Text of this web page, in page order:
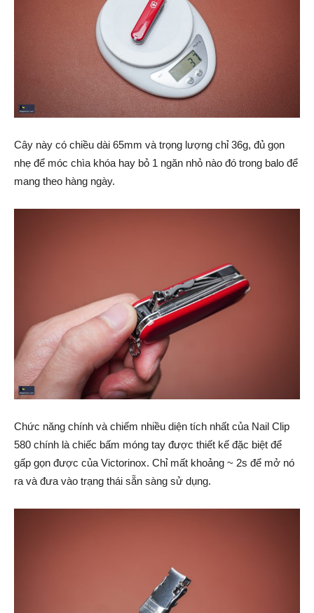
Cây này có chiều dài 65mm và trọng lượng chỉ 36g, đủ gọn
nhẹ để móc chìa khóa hay bỏ 1 ngăn nhỏ nào đó trong balo để
mang theo hàng ngày.
Chức năng chính và chiếm nhiều diện tích nhất của Nail Clip
580 chính là chiếc bấm móng tay được thiết kế đặc biệt để
gấp gọn được của Victorinox. Chỉ mất khoảng ~ 2s để mở nó
ra và đưa vào trạng thái sẵn sàng sử dụng.